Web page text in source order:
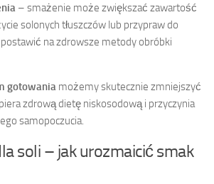
– smażenie może zwiększać zawartość
solonych tłuszczów lub przypraw do
na zdrowsze metody obróbki
gotowania możemy skutecznie zmniejszyć
zdrową dietę niskosodową i przyczynia
samopoczucia.
soli – jak urozmaicić smak